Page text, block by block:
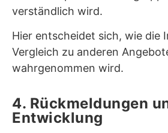
verständlich wird.
Hier entscheidet sich, wie die
Vergleich zu anderen
wahrgenommen wird.
4. Rückmeldungen
Entwicklung